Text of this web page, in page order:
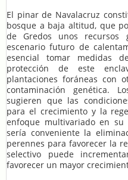
El pinar de Navalacruz
bosque a baja altitud, que
de Gredos unos recursos
escenario futuro de
esencial tomar medidas
protección de este
plantaciones foráneas con
contaminación genética.
sugieren que las
para el crecimiento y la
enfoque multivariado en su
sería conveniente la
perennes para favorecer la
selectivo puede
favorecer un mayor